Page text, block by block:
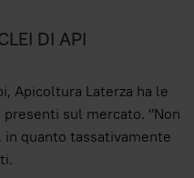
DI API
Apicoltura Laterza ha le
sul mercato. "Non
quanto tassativamente